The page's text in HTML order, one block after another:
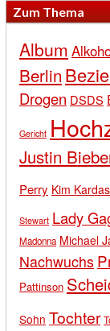
Zum Thema
Album
Berlin
Drogen DSDS
Gericht
Justin
Perry Kim
Stewart Lady
Madonna Michael
Nachwuchs
Pattinson
Sohn Tochter